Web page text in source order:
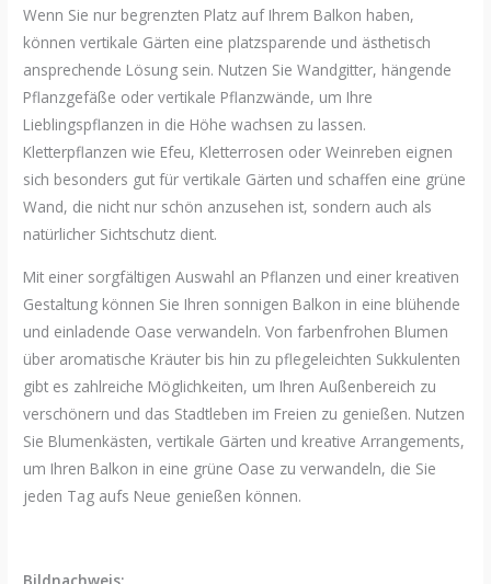
Wenn Sie nur begrenzten Platz auf Ihrem Balkon haben,
können vertikale Gärten eine platzsparende und ästhetisch
ansprechende Lösung sein. Nutzen Sie Wandgitter, hängende
Pflanzgefäße oder vertikale Pflanzwände, um Ihre
Lieblingspflanzen in die Höhe wachsen zu lassen.
Kletterpflanzen wie Efeu, Kletterrosen oder Weinreben eignen
sich besonders gut für vertikale Gärten und schaffen eine grüne
Wand, die nicht nur schön anzusehen ist, sondern auch als
natürlicher Sichtschutz dient.
Mit einer sorgfältigen Auswahl an Pflanzen und einer kreativen
Gestaltung können Sie Ihren sonnigen Balkon in eine blühende
und einladende Oase verwandeln. Von farbenfrohen Blumen
über aromatische Kräuter bis hin zu pflegeleichten Sukkulenten
gibt es zahlreiche Möglichkeiten, um Ihren Außenbereich zu
verschönern und das Stadtleben im Freien zu genießen. Nutzen
Sie Blumenkästen, vertikale Gärten und kreative Arrangements,
um Ihren Balkon in eine grüne Oase zu verwandeln, die Sie
jeden Tag aufs Neue genießen können.